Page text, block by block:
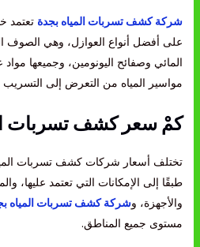
شركة كشف تسربات المياه بجدة تعتمد
على أفضل أنواع العوازل، وهي الصوف
المائي وصفائح اليونومين، وجميعها
مواسير المياه من التعرض إلى التسريب
كمْ سعر كشف تسربات
تختلف أسعار شركات كشف تسربات
طبقًا إلى الإمكانات التي تعتمد عليها،
والأجهزة، وشركة كشف تسربات المياه
مستوى جميع المناطق.